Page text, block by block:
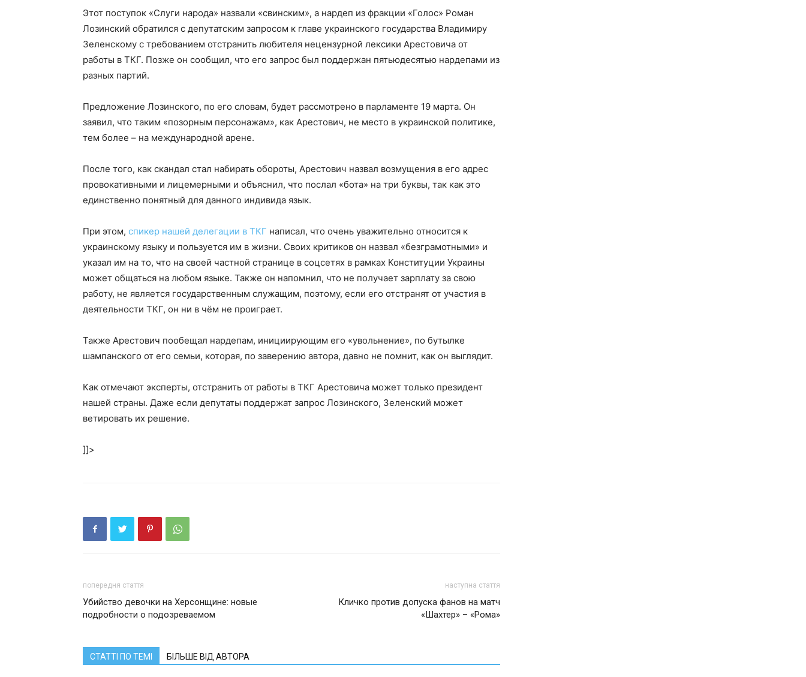
Этот поступок «Слуги народа» назвали «свинским», а нардеп из фракции «Голос» Роман
Лозинский обратился с депутатским запросом к главе украинского государства Владимиру
Зеленскому с требованием отстранить любителя нецензурной лексики Арестовича от
работы в ТКГ. Позже он сообщил, что его запрос был поддержан пятьюдесятью нардепами из
разных партий.
Предложение Лозинского, по его словам, будет рассмотрено в парламенте 19 марта. Он
заявил, что таким «позорным персонажам», как Арестович, не место в украинской политике,
тем более – на международной арене.
После того, как скандал стал набирать обороты, Арестович назвал возмущения в его адрес
провокативными и лицемерными и объяснил, что послал «бота» на три буквы, так как это
единственно понятный для данного индивида язык.
При этом, спикер нашей делегации в ТКГ написал, что очень уважительно относится к
украинскому языку и пользуется им в жизни. Своих критиков он назвал «безграмотными» и
указал им на то, что на своей частной странице в соцсетях в рамках Конституции Украины
может общаться на любом языке. Также он напомнил, что не получает зарплату за свою
работу, не является государственным служащим, поэтому, если его отстранят от участия в
деятельности ТКГ, он ни в чём не проиграет.
Также Арестович пообещал нардепам, инициирующим его «увольнение», по бутылке
шампанского от его семьи, которая, по заверению автора, давно не помнит, как он выглядит.
Как отмечают эксперты, отстранить от работы в ТКГ Арестовича может только президент
нашей страны. Даже если депутаты поддержат запрос Лозинского, Зеленский может
ветировать их решение.
]]>
попередня стаття
Убийство девочки на Херсонщине: новые
подробности о подозреваемом
наступна стаття
Кличко против допуска фанов на матч
«Шахтер» – «Рома»
СТАТТІ ПО ТЕМІ БІЛЬШЕ ВІД АВТОРА